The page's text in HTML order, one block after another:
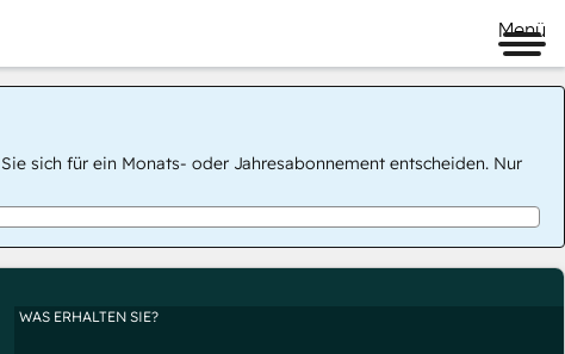
Menü
sich für ein Monats- oder Jahresabonnement entscheiden. Nur
WAS ERHALTEN SIE?